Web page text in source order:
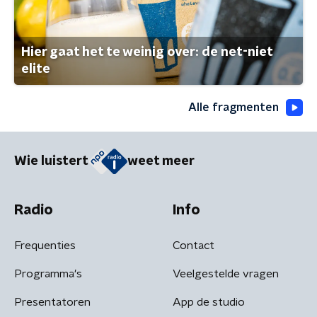
Hier gaat het te weinig over: de net-niet
elite
Alle fragmenten
Wie luistert weet meer
Radio
Frequenties
Programma's
Presentatoren
Info
Contact
Veelgestelde vragen
App de studio